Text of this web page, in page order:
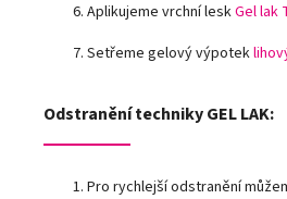
Aplikujeme vrchní leskGel lak
Setřeme gelový výpotek
Odstranění techniky GEL LAK:
Pro rychlejší odstranění